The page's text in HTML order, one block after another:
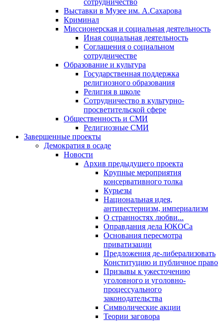
сотрудничество
Выставки в Музее им. А.Сахарова
Криминал
Миссионерская и социальная деятельность
Иная социальная деятельность
Соглашения о социальном
сотрудничестве
Образование и культура
Государственная поддержка
религиозного образования
Религия в школе
Сотрудничество в культурно-
просветительской сфере
Общественность и СМИ
Религиозные СМИ
Завершенные проекты
Демократия в осаде
Новости
Архив предыдущего проекта
Крупные мероприятия
консервативного толка
Курьезы
Национальная идея,
антивестернизм, империализм
О странностях любви...
Оправдания дела ЮКОСа
Основания пересмотра
приватизации
Предложения де-либерализовать
Конституцию и публичное право
Призывы к ужесточению
уголовного и уголовно-
процессуального
законодательства
Символические акции
Теории заговора